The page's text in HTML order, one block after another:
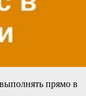
прямо в